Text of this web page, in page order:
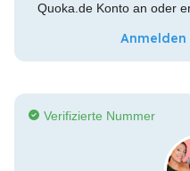
Quoka.de Konto an oder
Verifizierte Nummer